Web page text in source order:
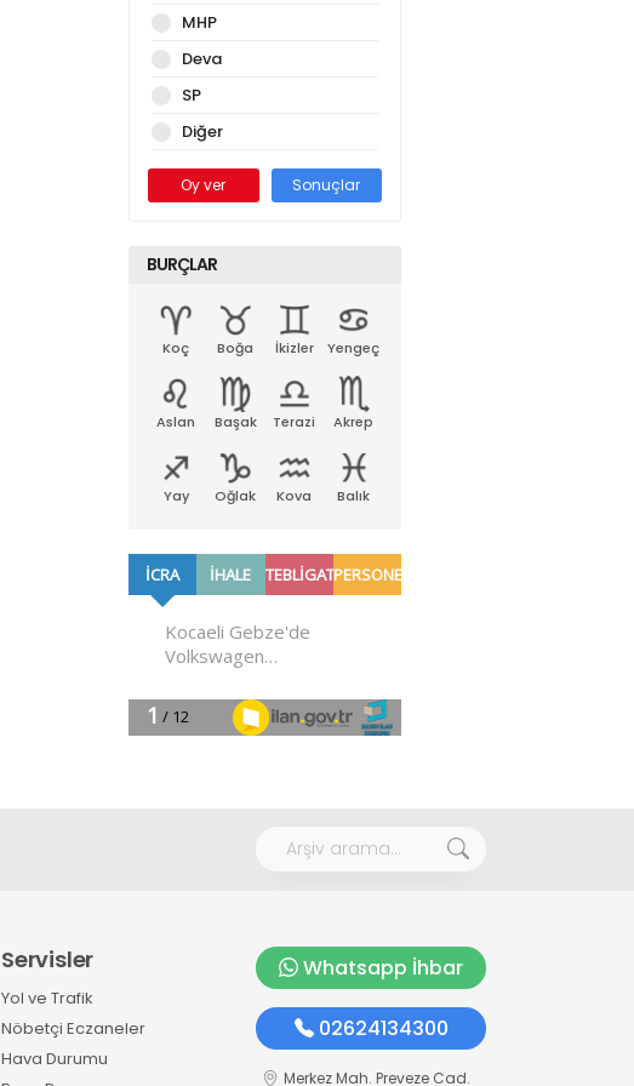
MHP
Deva
SP
Diğer
Oy ver Sonuçlar
BURÇLAR
Koç Boğa İkizler Yengeç
Aslan Başak Terazi Akrep
Yay Oğlak Kova Balık
Servisler
Yol ve Trafik
Nöbetçi Eczaneler
Hava Durumu
Whatsapp İhbar
02624134300
Merkez Mah. Preveze Cad.